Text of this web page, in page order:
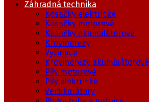
Záhradná technika
Kosačky elektrické
Kosačky motorové
Kosačky akumulátorové
Krovinorezy
Vyžinače
Krovinorezy akumluátorové
Pily motorové
Pily elektrické
Vertikutátory